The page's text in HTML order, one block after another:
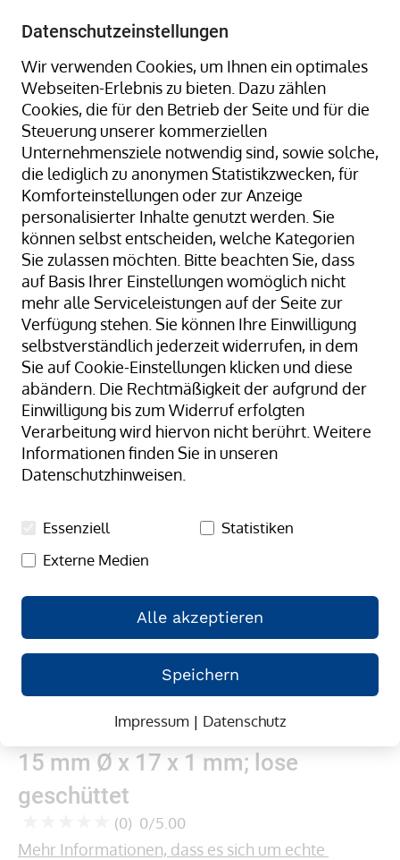
Datenschutzeinstellungen
Wir verwenden Cookies, um Ihnen ein optimales
Webseiten-Erlebnis zu bieten. Dazu zählen
Cookies, die für den Betrieb der Seite und für die
Steuerung unserer kommerziellen
Unternehmensziele notwendig sind, sowie solche,
die lediglich zu anonymen Statistikzwecken, für
Komforteinstellungen oder zur Anzeige
personalisierter Inhalte genutzt werden. Sie
können selbst entscheiden, welche Kategorien
Sie zulassen möchten. Bitte beachten Sie, dass
auf Basis Ihrer Einstellungen womöglich nicht
mehr alle Serviceleistungen auf der Seite zur
Verfügung stehen. Sie können Ihre Einwilligung
selbstverständlich jederzeit widerrufen, in dem
Sie auf Cookie-Einstellungen klicken und diese
abändern. Die Rechtmäßigkeit der aufgrund der
Einwilligung bis zum Widerruf erfolgten
Verarbeitung wird hiervon nicht berührt. Weitere
Informationen finden Sie in unseren
Datenschutzhinweisen.
Essenziell
Statistiken
Externe Medien
Alle akzeptieren
Speichern
Impressum| Datenschutz
Home
Gummiringe + Gummibänder
Gummiringe + Gummibänder Naturkautschuk
Gummibänder, natur/transparent; 15 mm Ø x 17 x 1 mm;
lose geschüttet
Zum
Ende
der
Bildergalerie
springen
Anfang
der
Bildergalerie
springen
Gummibänder, natur/transparent;
15 mm Ø x 17 x 1 mm; lose
geschüttet
0
% of100
(0) 0/5.00
Mehr Informationen, dass es sich um echte